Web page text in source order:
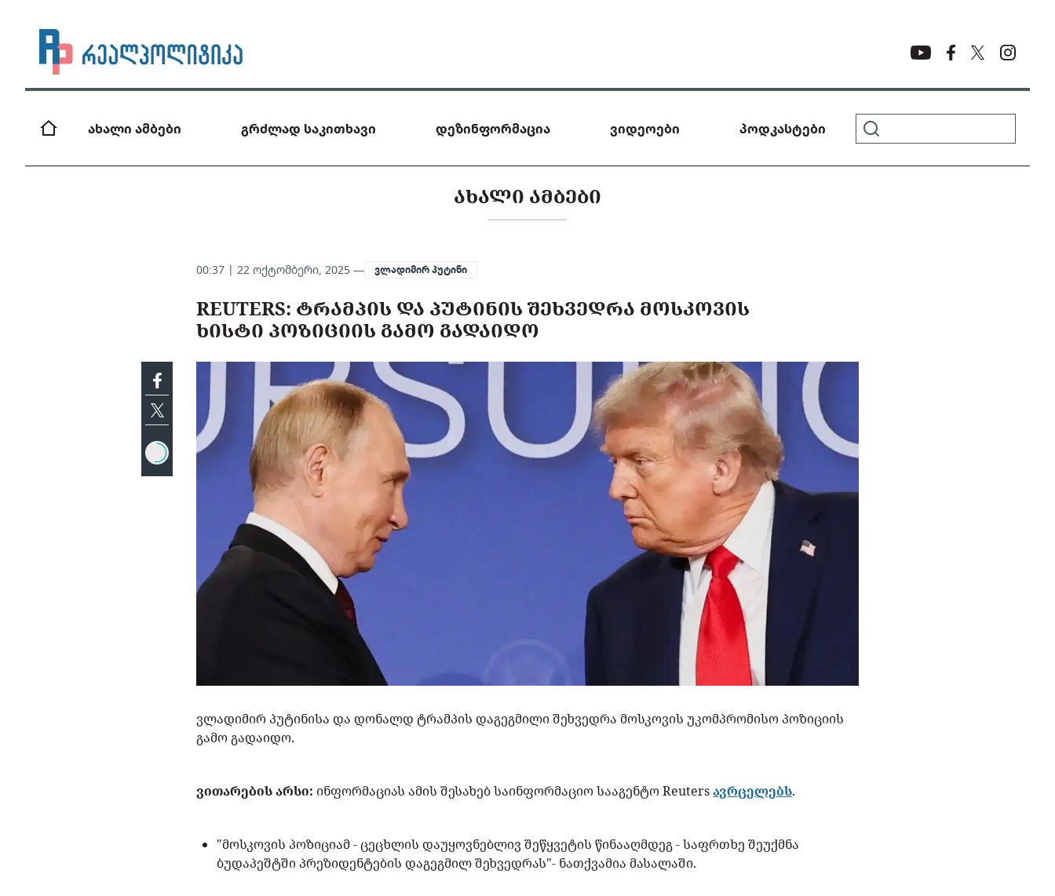
ახალი ამბები გრძლად საკითხავი დეზინფორმაცია ვიდეოები პოდკასტები
ᲐᲮᲐᲚᲘ ᲐᲛᲑᲔᲑᲘ
00:37 | 22 ოქტომბერი, 2025 — ვლადიმირ პუტინი
REUTERS: ᲢᲠᲐᲛᲞᲘᲡ ᲓᲐ ᲞᲣᲢᲘᲜᲘᲡ ᲨᲔᲮᲕᲔᲓᲠᲐ ᲛᲝᲡᲙᲝᲕᲘᲡ
ᲮᲘᲡᲢᲘ ᲞᲝᲖᲘᲪᲘᲘᲡ ᲒᲐᲛᲝ ᲒᲐᲓᲐᲘᲓᲝ
ვლადიმირ პუტინისა და დონალდ ტრამპის დაგეგმილი შეხვედრა მოსკოვის უკომპრომისო პოზიციის
გამო გადაიდო.
ვითარების არსი: ინფორმაციას ამის შესახებ საინფორმაციო სააგენტო Reutersავრცელებს.
"მოსკოვის პოზიციამ - ცეცხლის დაუყოვნებლივ შეწყვეტის წინააღმდეგ - საფრთხე შეუქმნა
ბუდაპეშტში პრეზიდენტების დაგეგმილ შეხვედრას"- ნათქვამია მასალაში.